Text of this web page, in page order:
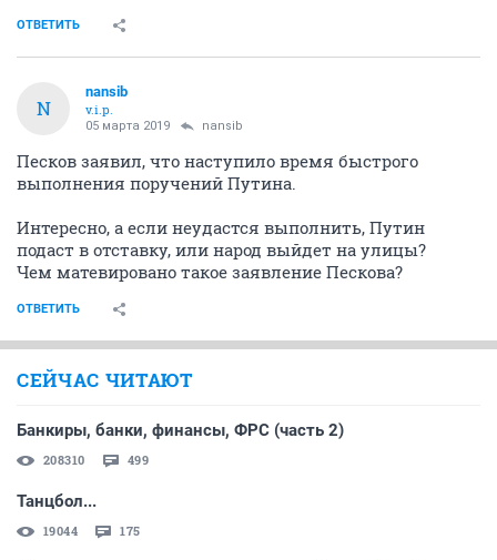
ОТВЕТИТЬ
N
nansib
v.i.p.
05 марта 2019 nansib
Песков заявил, что наступило время быстрого
выполнения поручений Путина.
Интересно, а если неудастся выполнить, Путин
подаст в отставку, или народ выйдет на улицы?
Чем матевировано такое заявление Пескова?
ОТВЕТИТЬ
СЕЙЧАС ЧИТАЮТ
Банкиры, банки, финансы, ФРС (часть 2)
208310 499
Танцбол...
19044 175